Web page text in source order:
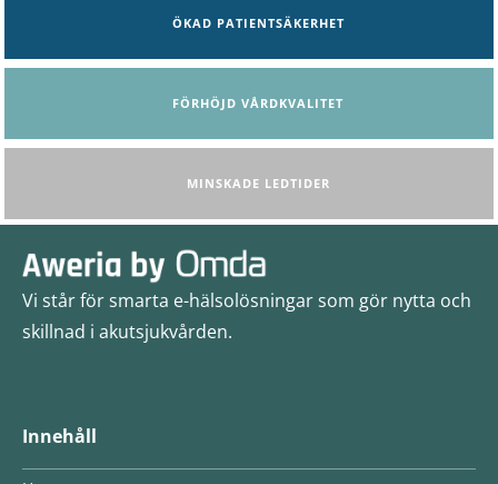
ÖKAD PATIENTSÄKERHET
FÖRHÖJD VÅRDKVALITET
MINSKADE LEDTIDER
Vi står för smarta e-hälsolösningar som gör nytta och
skillnad i akutsjukvården.
Innehåll